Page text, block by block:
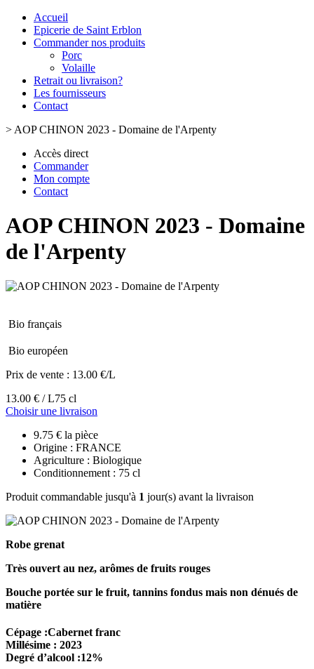
Accueil
Epicerie de Saint Erblon
Commander nos produits
Porc
Volaille
Retrait ou livraison?
Les fournisseurs
Contact
> AOP CHINON 2023 - Domaine de l'Arpenty
Accès direct
Commander
Mon compte
Contact
AOP CHINON 2023 - Domaine
de l'Arpenty
Bio français
Bio européen
Prix de vente : 13.00 €/L
13.00 € / L75 cl
Choisir une livraison
9.75 € la pièce
Origine : FRANCE
Agriculture : Biologique
Conditionnement : 75 cl
Produit commandable jusqu'à 1 jour(s) avant la livraison
Robe grenat
Très ouvert au nez, arômes de fruits rouges
Bouche portée sur le fruit, tannins fondus mais non dénués de
matière
Cépage :Cabernet franc
Millésime : 2023
Degré d’alcool :12%